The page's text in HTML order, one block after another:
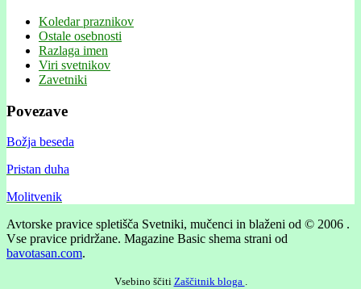
Koledar praznikov
Ostale osebnosti
Razlaga imen
Viri svetnikov
Zavetniki
Povezave
Božja beseda
Pristan duha
Molitvenik
Avtorske pravice spletišča Svetniki, mučenci in blaženi od © 2006 .
Vse pravice pridržane. Magazine Basic shema strani od
bavotasan.com.
Vsebino ščiti Zaščitnik bloga .